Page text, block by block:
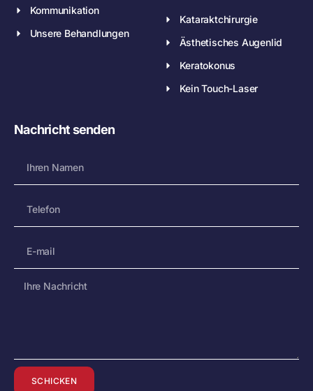
Kommunikation
Unsere Behandlungen
Kataraktchirurgie
Ästhetisches Augenlid
Keratokonus
Kein Touch-Laser
Nachricht senden
SCHICKEN